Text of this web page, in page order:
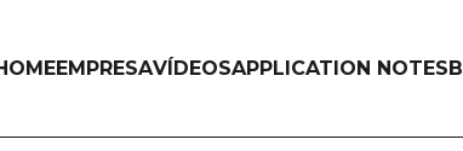
EMPRESAVÍDEOSAPPLICATION NOTES